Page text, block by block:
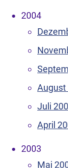
2004
August
Juli
April
2003
Mai